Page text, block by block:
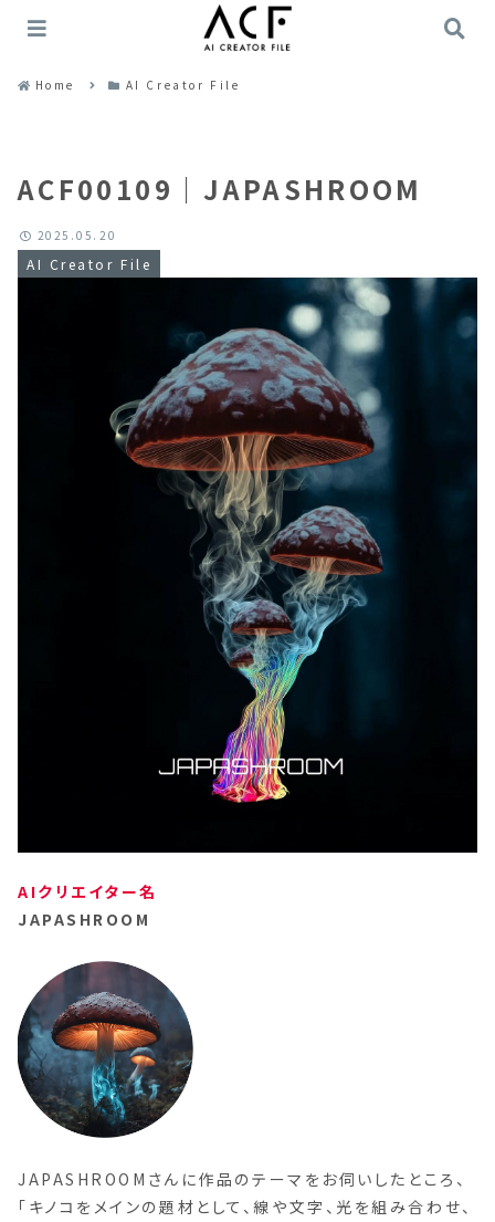
Home AI Creator File
ACF00109｜JAPASHROOM
AI Creator File
2025.05.20
AIクリエイター名
JAPASHROOM
JAPASHROOMさんに作品のテーマをお伺いしたところ、
「キノコをメインの題材として、線や文字、光を組み合わせ、